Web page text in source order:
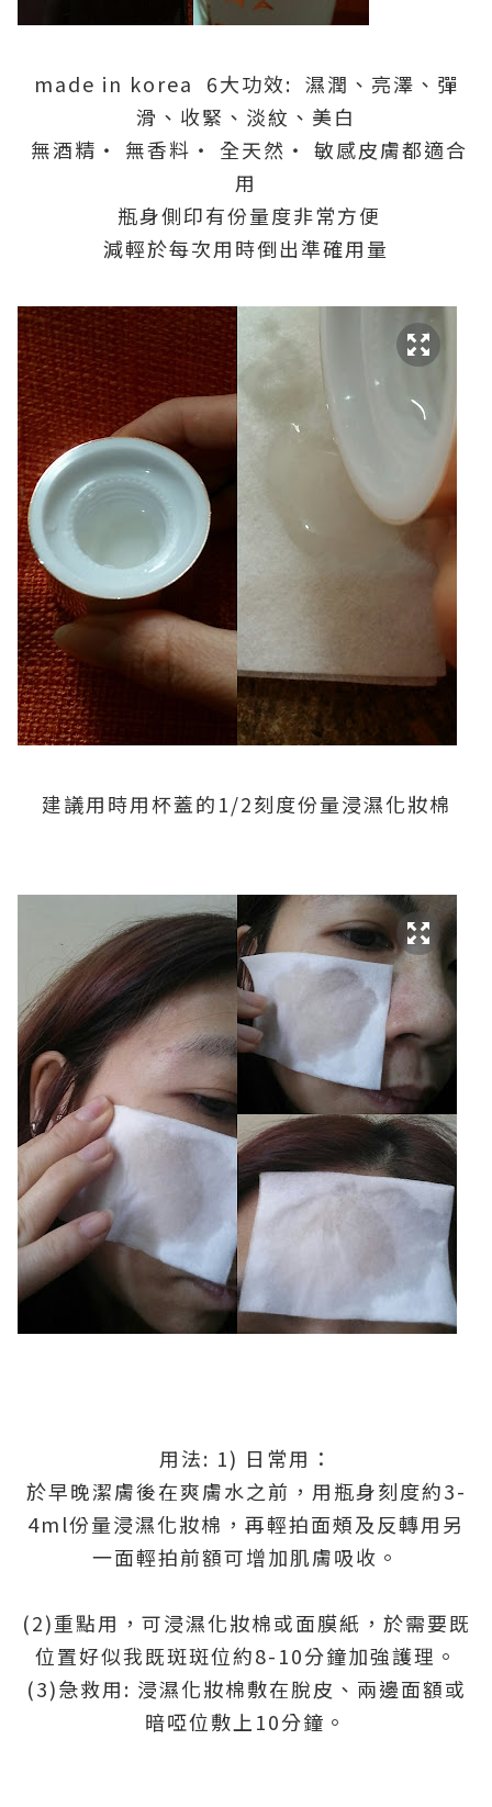
made in korea 6大功效: 濕潤、亮澤、彈
滑、收緊、淡紋、美白
無酒精‧ 無香料‧ 全天然‧ 敏感皮膚都適合
用
瓶身側印有份量度非常方便
減輕於每次用時倒出準確用量
建議用時用杯蓋的1/2刻度份量浸濕化妝棉
用法: 1) 日常用：
於早晚潔膚後在爽膚水之前，用瓶身刻度約3-
4ml份量浸濕化妝棉，再輕拍面頰及反轉用另
一面輕拍前額可增加肌膚吸收。
(2)重點用，可浸濕化妝棉或面膜紙，於需要既
位置好似我既斑斑位約8-10分鐘加強護理。
(3)急救用: 浸濕化妝棉敷在脫皮、兩邊面額或
暗啞位敷上10分鐘。